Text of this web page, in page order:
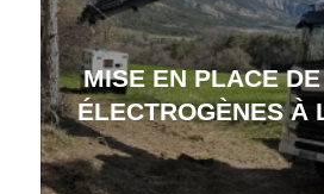
MISE EN PLACE
ÉLECTROGÈNES À